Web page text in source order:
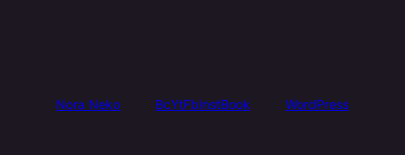
Nora Neko BcYtFbInstBook WordPress